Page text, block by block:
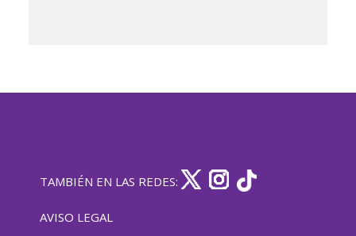
TAMBIÉN EN LAS REDES:
AVISO LEGAL